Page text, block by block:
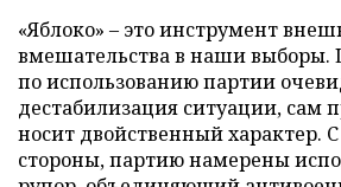
«Яблоко» – это инструмент
вмешательства в наши выборы.
по использованию партии
дестабилизация ситуации, сам
носит двойственный характер.
стороны, партию намерены